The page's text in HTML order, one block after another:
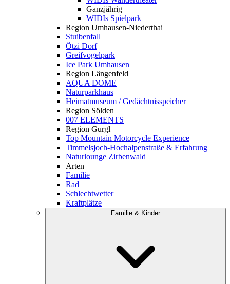
Ganzjährig
WIDIs Spielpark
Region Umhausen-Niederthai
Stuibenfall
Ötzi Dorf
Greifvogelpark
Ice Park Umhausen
Region Längenfeld
AQUA DOME
Naturparkhaus
Heimatmuseum / Gedächtnisspeicher
Region Sölden
007 ELEMENTS
Region Gurgl
Top Mountain Motorcycle Experience
Timmelsjoch-Hochalpenstraße & Erfahrung
Naturlounge Zirbenwald
Arten
Familie
Rad
Schlechtwetter
Kraftplätze
Familie & Kinder